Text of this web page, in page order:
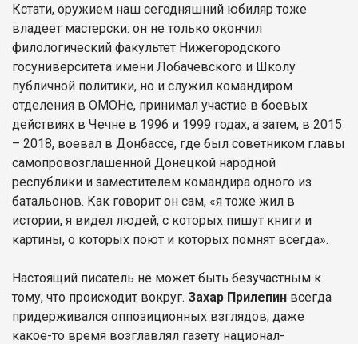
Кстати, оружием наш сегодняшний юбиляр тоже
владеет мастерски: он не только окончил
филологический факультет Нижегородского
госуниверситета имени Лобачевского и Школу
публичной политики, но и служил командиром
отделения в ОМОНе, принимал участие в боевых
действиях в Чечне в 1996 и 1999 годах, а затем, в 2015
– 2018, воевал в Донбассе, где был советником главы
самопровозглашенной Донецкой народной
республики и заместителем командира одного из
батальонов. Как говорит он сам, «я тоже жил в
истории, я видел людей, с которых пишут книги и
картины, о которых поют и которых помнят всегда».
Настоящий писатель не может быть безучастным к
тому, что происходит вокруг. Захар Прилепин всегда
придерживался оппозиционных взглядов, даже
какое-то время возглавлял газету национал-